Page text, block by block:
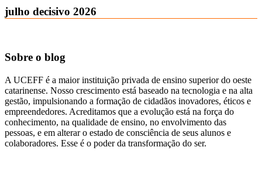
julho decisivo 2026
Sobre o blog
A UCEFF é a maior instituição privada de ensino superior do oeste
catarinense. Nosso crescimento está baseado na tecnologia e na alta
gestão, impulsionando a formação de cidadãos inovadores, éticos e
empreendedores. Acreditamos que a evolução está na força do
conhecimento, na qualidade de ensino, no envolvimento das
pessoas, e em alterar o estado de consciência de seus alunos e
colaboradores. Esse é o poder da transformação do ser.